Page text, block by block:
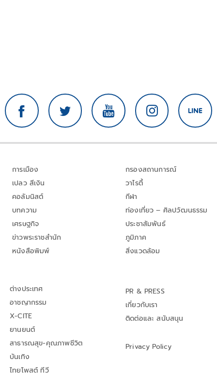
การเมือง
เปลว สีเงิน
คอลัมนิสต์
บทความ
เศรษฐกิจ
ข่าวพระราชสำนัก
หนังสือพิมพ์
กรองสถานการณ์
วาไรตี้
กีฬา
ท่องเที่ยว – ศิลปวัฒนธรรม
ประชาสัมพันธ์
ภูมิภาค
สิ่งแวดล้อม
ต่างประเทศ
อาชญากรรม
X-CITE
ยานยนต์
สาธารณสุข-คุณภาพชีวิต
บันเทิง
ไทยโพสต์ ทีวี
PR & PRESS
เกี่ยวกับเรา
ติดต่อและ สนับสนุน
Privacy Policy